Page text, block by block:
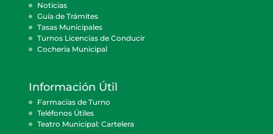
Noticias
Guía de Trámites
Tasas Municipales
Turnos Licencias de Conducir
Cocheria Municipal
Información Útil
Farmacias de Turno
Teléfonos Útiles
Teatro Municipal: Cartelera